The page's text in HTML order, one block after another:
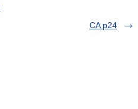
CA p24